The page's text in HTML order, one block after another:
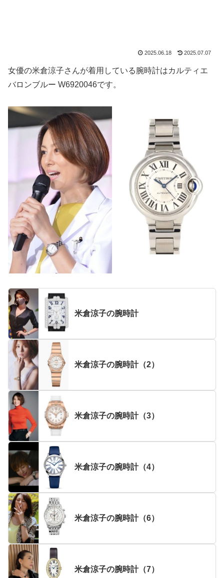
2025.06.18 2025.07.07
女優の米倉涼子さんが着用している腕時計はカルティエ
バロンブルー W6920046です。
米倉涼子の腕時計
米倉涼子の腕時計（2）
米倉涼子の腕時計（3）
米倉涼子の腕時計（4）
米倉涼子の腕時計（6）
米倉涼子の腕時計（7）